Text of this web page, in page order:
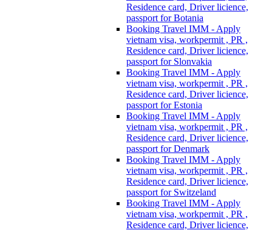
Residence card, Driver licience,
passport for Botania
Booking Travel IMM - Apply
vietnam visa, workpermit , PR ,
Residence card, Driver licience,
passport for Slonvakia
Booking Travel IMM - Apply
vietnam visa, workpermit , PR ,
Residence card, Driver licience,
passport for Estonia
Booking Travel IMM - Apply
vietnam visa, workpermit , PR ,
Residence card, Driver licience,
passport for Denmark
Booking Travel IMM - Apply
vietnam visa, workpermit , PR ,
Residence card, Driver licience,
passport for Switzeland
Booking Travel IMM - Apply
vietnam visa, workpermit , PR ,
Residence card, Driver licience,